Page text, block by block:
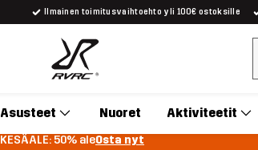
Ilmainen toimitusvaihtoehto yli 100€ ostoksille
Asusteet Nuoret Aktiviteetit
KESÄALE: 50% aleOsta nyt